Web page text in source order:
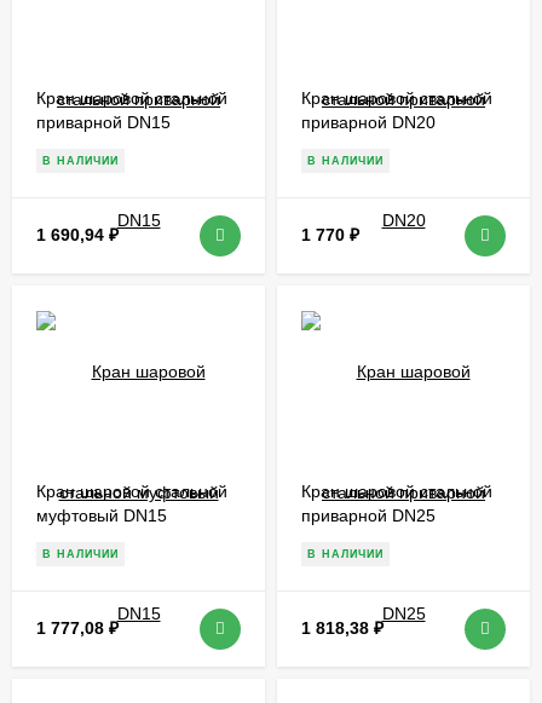
Кран шаровой стальной
приварной DN15
В НАЛИЧИИ
1 690,94 ₽
Кран шаровой стальной
приварной DN20
В НАЛИЧИИ
1 770 ₽
Кран шаровой стальной
муфтовый DN15
В НАЛИЧИИ
1 777,08 ₽
Кран шаровой стальной
приварной DN25
В НАЛИЧИИ
1 818,38 ₽